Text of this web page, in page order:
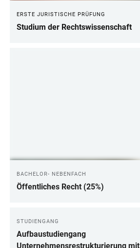
ERSTE JURISTISCHE PRÜFUNG
Studium der Rechtswissenschaft
BACHELOR- NEBENFACH
Öffentliches Recht (25%)
STUDIENGANG
Aufbaustudiengang
Unternehmensrestrukturierung mit